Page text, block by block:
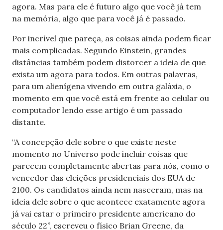
agora. Mas para ele é futuro algo que você já tem
na memória, algo que para você já é passado.
Por incrível que pareça, as coisas ainda podem ficar
mais complicadas. Segundo Einstein, grandes
distâncias também podem distorcer a ideia de que
exista um agora para todos. Em outras palavras,
para um alienígena vivendo em outra galáxia, o
momento em que você está em frente ao celular ou
computador lendo esse artigo é um passado
distante.
“A concepção dele sobre o que existe neste
momento no Universo pode incluir coisas que
parecem completamente abertas para nós, como o
vencedor das eleições presidenciais dos EUA de
2100. Os candidatos ainda nem nasceram, mas na
ideia dele sobre o que acontece exatamente agora
já vai estar o primeiro presidente americano do
século 22”, escreveu o físico Brian Greene, da